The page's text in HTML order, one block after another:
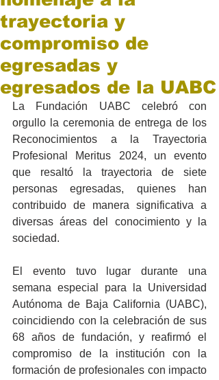
trayectoria y
compromiso de
egresadas y
egresados de la UABC
La Fundación UABC celebró con
orgullo la ceremonia de entrega de los
Reconocimientos a la Trayectoria
Profesional Meritus 2024, un evento
que resaltó la trayectoria de siete
personas egresadas, quienes han
contribuido de manera significativa a
diversas áreas del conocimiento y la
sociedad.
El evento tuvo lugar durante una
semana especial para la Universidad
Autónoma de Baja California (UABC),
coincidiendo con la celebración de sus
68 años de fundación, y reafirmó el
compromiso de la institución con la
formación de profesionales con impacto